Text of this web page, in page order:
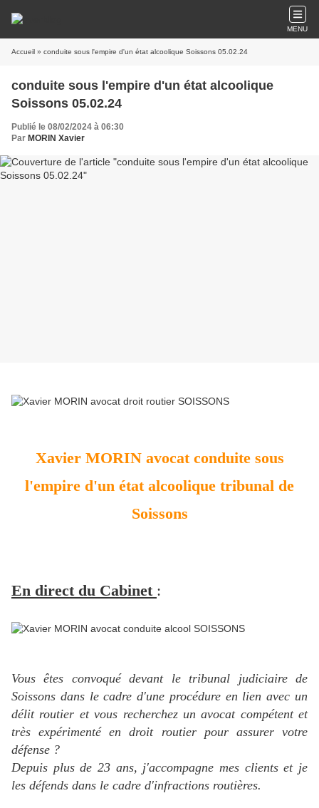
MENU
Accueil » conduite sous l'empire d'un état alcoolique Soissons 05.02.24
conduite sous l'empire d'un état alcoolique
Soissons 05.02.24
Publié le 08/02/2024 à 06:30
Par MORIN Xavier
Xavier MORIN avocat conduite sous
l'empire d'un état alcoolique tribunal de
Soissons
En direct du Cabinet :
Vous êtes convoqué devant le tribunal judiciaire de
Soissons dans le cadre d'une procédure en lien avec un
délit routier et vous recherchez un avocat compétent et
très expérimenté en droit routier pour assurer votre
défense ?
Depuis plus de 23 ans, j'accompagne mes clients et je
les défends dans le cadre d'infractions routières.